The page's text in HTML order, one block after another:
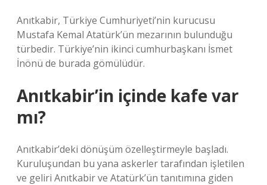
Anıtkabir, Türkiye Cumhuriyeti’nin kurucusu
Mustafa Kemal Atatürk’ün mezarının bulunduğu
türbedir. Türkiye’nin ikinci cumhurbaşkanı İsmet
İnönü de burada gömülüdür.
Anıtkabir’in içinde kafe var
mı?
Anıtkabir’deki dönüşüm özelleştirmeyle başladı.
Kuruluşundan bu yana askerler tarafından işletilen
ve geliri Anıtkabir ve Atatürk’ün tanıtımına giden